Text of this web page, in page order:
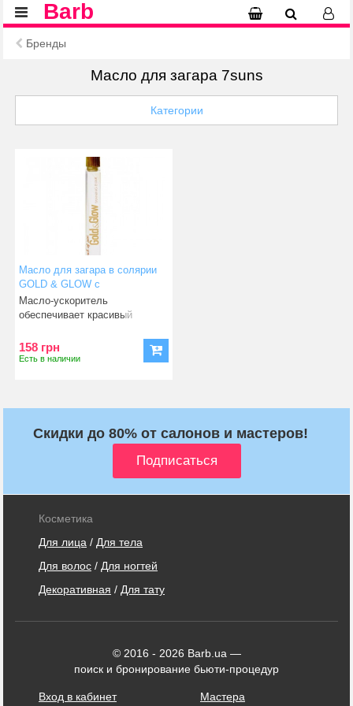
Barb
Бренды
Масло для загара 7suns
Категории
Масло для загара в солярии
GOLD & GLOW с
омолаживающим эффектом 5
мл
Масло-ускоритель
обеспечивает красивый
уход
158 грн
Есть в наличии
Скидки до 80% от салонов и мастеров!
Косметика
Для лица / Для тела
Для волос / Для ногтей
Декоративная / Для тату
© 2016 - 2026 Barb.ua —
поиск и бронирование бьюти-процедур
Вход в кабинет Мастера